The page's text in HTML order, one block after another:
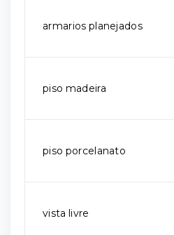
armarios planejados
piso madeira
piso porcelanato
vista livre